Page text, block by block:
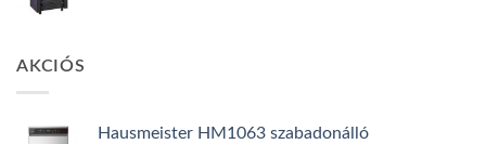
AKCIÓS
Hausmeister HM1063 szabadonálló